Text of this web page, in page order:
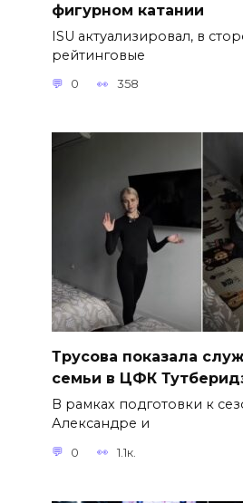
фигурном катании
ISU актуализировал, в
рейтинговые
0 358
Трусова показала
семьи в ЦФК
В рамках подготовки к
Александре и
0 1.1к.